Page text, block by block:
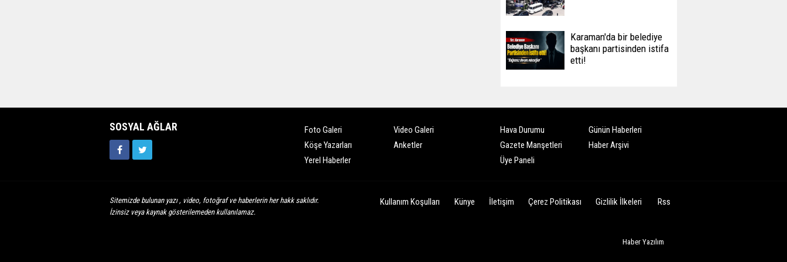
Karaman'da bir belediye
başkanı partisinden istifa
etti!
SOSYAL AĞLAR Foto Galeri
Video Galeri
Köşe Yazarları
Anketler
Yerel Haberler
Hava Durumu
Günün Haberleri
Gazete Manşetleri
Haber Arşivi
Üye Paneli
Sitemizde bulunan yazı , video, fotoğraf ve haberlerin her hakk saklıdır.
İzinsiz veya kaynak gösterilemeden kullanılamaz.
Kullanım Koşulları Künye İletişim Çerez Politikası Gizlilik İlkeleri Rss
Haber Yazılım